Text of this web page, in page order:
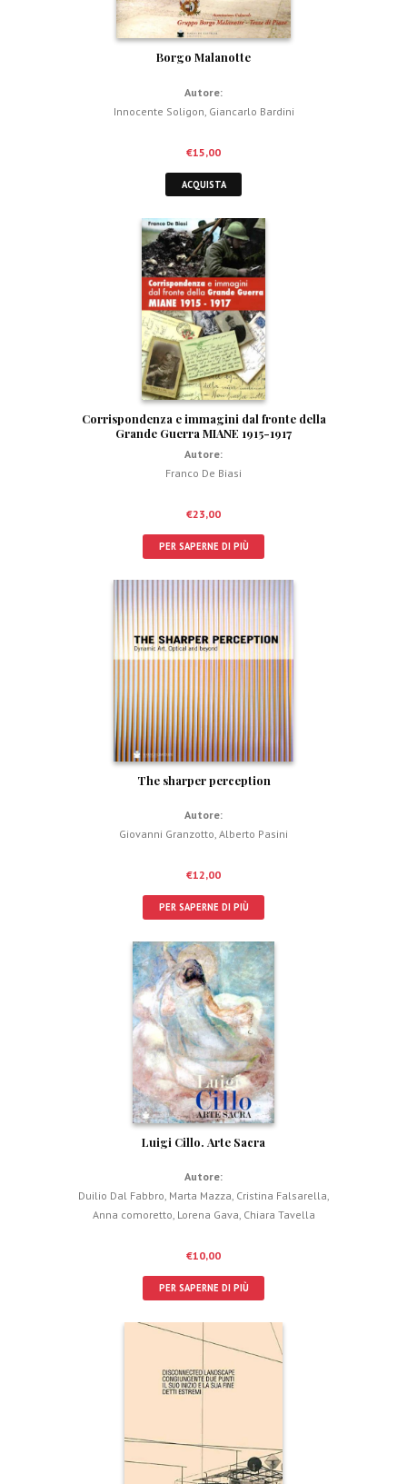
Borgo Malanotte
Autore:
Innocente Soligon Giancarlo Bardini
€15,00
ACQUISTA
Corrispondenza e immagini dal fronte della
Grande Guerra MIANE 1915-1917
Autore:
Franco De Biasi
€23,00
PER SAPERNE DI PIÙ
The sharper perception
Autore:
Giovanni Granzotto, Alberto Pasini
€12,00
PER SAPERNE DI PIÙ
Luigi Cillo. Arte Sacra
Autore:
Duilio Dal Fabbro, Marta Mazza, Cristina Falsarella,
Anna comoretto, Lorena Gava, Chiara Tavella
€10,00
PER SAPERNE DI PIÙ